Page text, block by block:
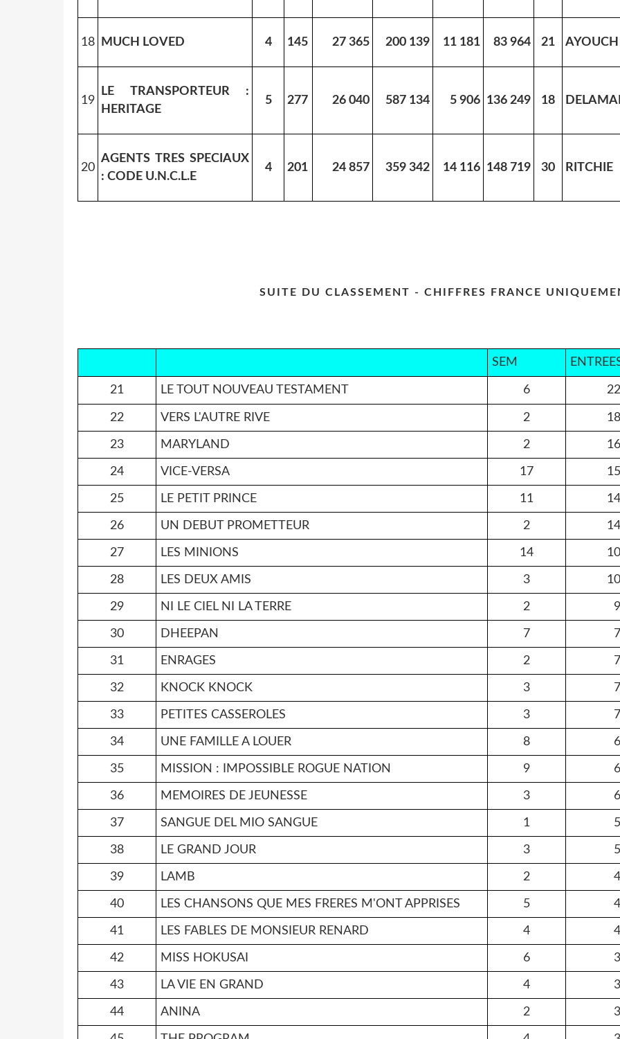
18 MUCH LOVED 4 145 27 365 200 139 11 181 83 964 21 AYOUCH
19
LE TRANSPORTEUR :
HERITAGE
5 277 26 040 587 134 5 906 136 249 18
20
AGENTS TRES SPECIAUX
: CODE U.N.C.L.E
4 201 24 857 359 342 14 116 148 719 30 RITCHIE
SUITE DU CLASSEMENT - CHIFFRES FRANCE
SEM
21 LE TOUT NOUVEAU TESTAMENT 6
22 VERS L'AUTRE RIVE 2
23 MARYLAND 2
24 VICE-VERSA 17
25 LE PETIT PRINCE 11
26 UN DEBUT PROMETTEUR 2
27 LES MINIONS 14
28 LES DEUX AMIS 3
29 NI LE CIEL NI LA TERRE 2
30 DHEEPAN 7
31 ENRAGES 2
32 KNOCK KNOCK 3
33 PETITES CASSEROLES 3
34 UNE FAMILLE A LOUER 8
35 MISSION : IMPOSSIBLE ROGUE NATION 9
36 MEMOIRES DE JEUNESSE 3
37 SANGUE DEL MIO SANGUE 1
38 LE GRAND JOUR 3
39 LAMB 2
40 LES CHANSONS QUE MES FRERES M'ONT APPRISES 5
41 LES FABLES DE MONSIEUR RENARD 4
42 MISS HOKUSAI 6
43 LA VIE EN GRAND 4
44 ANINA 2